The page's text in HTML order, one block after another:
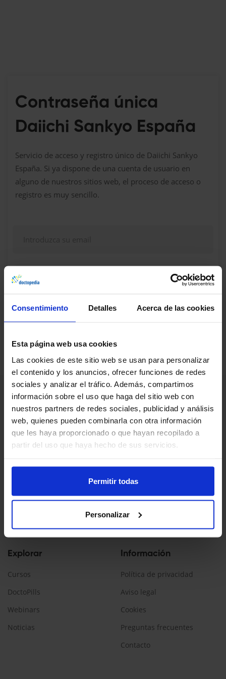
Consentimiento Detalles Acerca de las cookies
Esta página web usa cookies
Las cookies de este sitio web se usan para personalizar
el contenido y los anuncios, ofrecer funciones de redes
sociales y analizar el tráfico. Además, compartimos
información sobre el uso que haga del sitio web con
nuestros partners de redes sociales, publicidad y análisis
web, quienes pueden combinarla con otra información
que les haya proporcionado o que hayan recopilado a
partir del uso que haya hecho de sus servicios.
Permitir todas
Personalizar
Contraseña única
Daiichi Sankyo España
Servicio de acceso y registro único de Daiichi Sankyo
España. Si ya dispone de una cuenta de usuario en
alguno de nuestros sitios web, el proceso de acceso o
registro es muy sencillo.
¿Dudas, problemas? Consulte nuestra sección de
Preguntas frecuentes
profesionales sanitarios, que prescriban/dispensen
medicamentos en España.
Explorar
Cursos
DoctoPills
Webinars
Noticias
Información
Política de privacidad
Aviso legal
Cookies
Preguntas frecuentes
Contacto